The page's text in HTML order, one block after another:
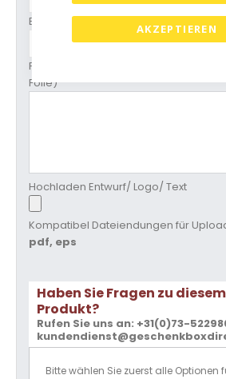
AKZEPTIEREN
Extra Bearbeitung
PMS Druckfarbe (nicht bei Gold/silber
Folie)
Hochladen Entwurf/ Logo/ Text
Kompatibel Dateiendungen für
pdf, eps
Haben Sie Fragen zu diesem
Produkt?
Rufen Sie uns an: +31(0)73-
Bitte wählen Sie zuerst alle Optionen